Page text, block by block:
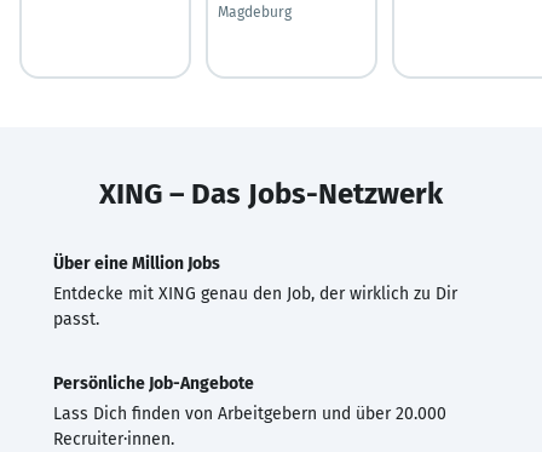
Magdeburg
XING – Das Jobs-Netzwerk
Über eine Million Jobs
Entdecke mit XING genau den Job, der wirklich zu Dir
passt.
Persönliche Job-Angebote
Lass Dich finden von Arbeitgebern und über 20.000
Recruiter·innen.